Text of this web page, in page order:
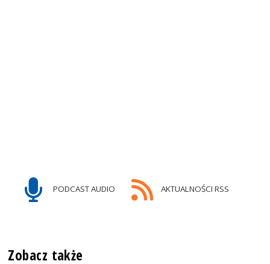
PODCAST AUDIO AKTUALNOŚCI RSS
Zobacz także